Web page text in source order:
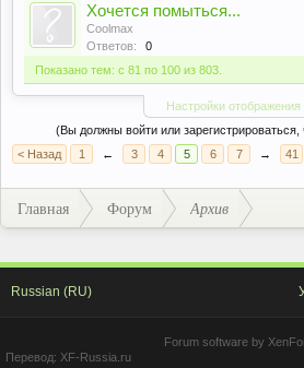
Хочется помыться...
Coolmax
Ответов:
0
Показано тем: с 81 по 100 из 803.
Настройки отображения
(Вы должны войти или
< Назад
1 ← 3 4 5 6 7 → 41
Главная Форум Архив
Russian (RU)
Forum software by
Перевод: XF-Russia.ru